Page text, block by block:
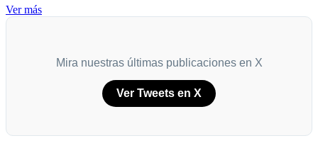
Ver más
Mira nuestras últimas publicaciones en X
Ver Tweets en X